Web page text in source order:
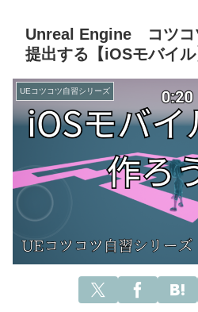
Unreal Engine コツコ
提出する【iOSモバイル
UEコツコツ自習シリーズ